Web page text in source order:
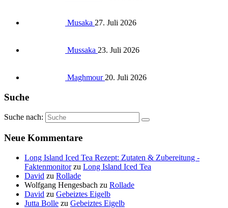
Musaka 27. Juli 2026
Mussaka 23. Juli 2026
Maghmour 20. Juli 2026
Suche
Suche nach:
Neue Kommentare
Long Island Iced Tea Rezept: Zutaten & Zubereitung -
Faktenmonitorzu Long Island Iced Tea
David zu Rollade
Wolfgang Hengesbach zu Rollade
David zu Gebeiztes Eigelb
Jutta Bolle zu Gebeiztes Eigelb